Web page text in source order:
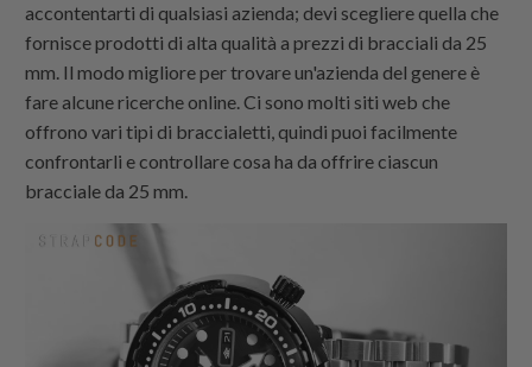
accontentarti di qualsiasi azienda; devi scegliere quella che
fornisce prodotti di alta qualità a prezzi di bracciali da 25
mm. Il modo migliore per trovare un'azienda del genere è
fare alcune ricerche online. Ci sono molti siti web che
offrono vari tipi di braccialetti, quindi puoi facilmente
confrontarli e controllare cosa ha da offrire ciascun
bracciale da 25 mm.